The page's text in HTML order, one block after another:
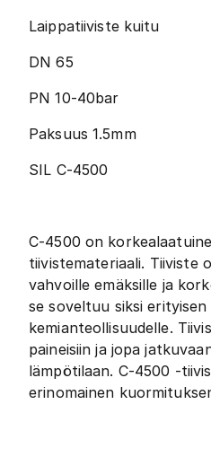
Laippatiiviste kuitu
DN 65
PN 10-40bar
Paksuus 1.5mm
SIL C-4500
C-4500 on
tiivistemateriaali. Tiiviste
vahvoille emäksille ja
se soveltuu siksi
kemianteollisuudelle.
paineisiin ja jopa
lämpötilaan. C-4500 -
erinomainen